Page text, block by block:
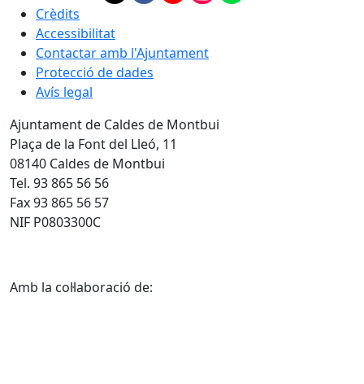
Crèdits
Accessibilitat
Contactar amb l'Ajuntament
Protecció de dades
Avís legal
Ajuntament de Caldes de Montbui
Plaça de la Font del Lleó, 11
08140 Caldes de Montbui
Tel. 93 865 56 56
Fax 93 865 56 57
NIF P0803300C
Amb la col·laboració de: